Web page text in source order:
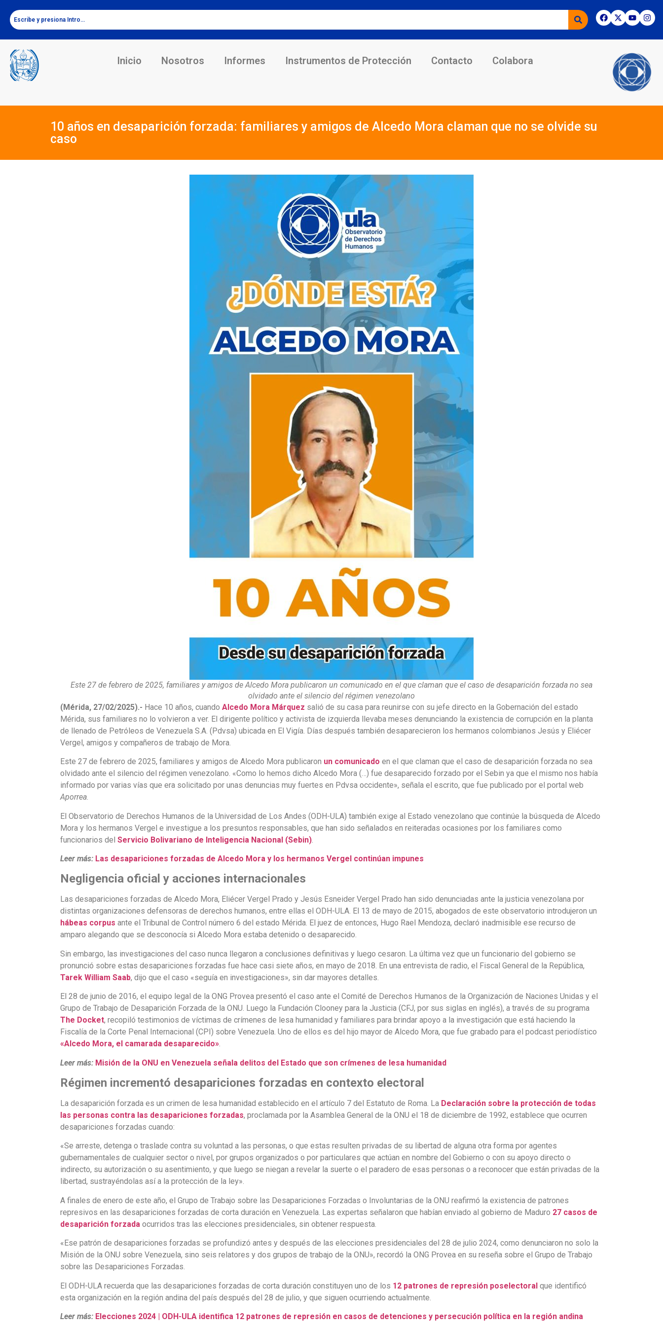
Inicio Nosotros Informes Instrumentos de Protección Contacto Colabora
10 años en desaparición forzada: familiares y amigos de Alcedo Mora claman que no se olvide su
caso
Este 27 de febrero de 2025, familiares y amigos de Alcedo Mora publicaron un comunicado en el que claman que el caso de desaparición forzada no sea
olvidado ante el silencio del régimen venezolano
(Mérida, 27/02/2025).- Hace 10 años, cuando Alcedo Mora Márquez salió de su casa para reunirse con su jefe directo en la Gobernación del estado
Mérida, sus familiares no lo volvieron a ver. El dirigente político y activista de izquierda llevaba meses denunciando la existencia de corrupción en la planta
de llenado de Petróleos de Venezuela S.A. (Pdvsa) ubicada en El Vigía. Días después también desaparecieron los hermanos colombianos Jesús y Eliécer
Vergel, amigos y compañeros de trabajo de Mora.
Este 27 de febrero de 2025, familiares y amigos de Alcedo Mora publicaron un comunicado en el que claman que el caso de desaparición forzada no sea
olvidado ante el silencio del régimen venezolano. «Como lo hemos dicho Alcedo Mora (…) fue desaparecido forzado por el Sebin ya que el mismo nos había
informado por varias vías que era solicitado por unas denuncias muy fuertes en Pdvsa occidente», señala el escrito, que fue publicado por el portal web
Aporrea.
El Observatorio de Derechos Humanos de la Universidad de Los Andes (ODH-ULA) también exige al Estado venezolano que continúe la búsqueda de Alcedo
Mora y los hermanos Vergel e investigue a los presuntos responsables, que han sido señalados en reiteradas ocasiones por los familiares como
funcionarios del Servicio Bolivariano de Inteligencia Nacional (Sebin)
Leer más: Las desapariciones forzadas de Alcedo Mora y los hermanos Vergel continúan impunes
Negligencia oficial y acciones internacionales
Las desapariciones forzadas de Alcedo Mora, Eliécer Vergel Prado y Jesús Esneider Vergel Prado han sido denunciadas ante la justicia venezolana por
distintas organizaciones defensoras de derechos humanos, entre ellas el ODH-ULA. El 13 de mayo de 2015, abogados de este observatorio introdujeron un
hábeas corpus ante el Tribunal de Control número 6 del estado Mérida. El juez de entonces, Hugo Rael Mendoza, declaró inadmisible ese recurso de
amparo alegando que se desconocía si Alcedo Mora estaba detenido o desaparecido.
Sin embargo, las investigaciones del caso nunca llegaron a conclusiones definitivas y luego cesaron. La última vez que un funcionario del gobierno se
pronunció sobre estas desapariciones forzadas fue hace casi siete años, en mayo de 2018. En una entrevista de radio, el Fiscal General de la República,
Tarek William Saab, dijo que el caso «seguía en investigaciones», sin dar mayores detalles.
El 28 de junio de 2016, el equipo legal de la ONG Provea presentó el caso ante el Comité de Derechos Humanos de la Organización de Naciones Unidas y el
Grupo de Trabajo de Desaparición Forzada de la ONU. Luego la Fundación Clooney para la Justicia (CFJ, por sus siglas en inglés), a través de su programa
The Docket, recopiló testimonios de víctimas de crímenes de lesa humanidad y familiares para brindar apoyo a la investigación que está haciendo la
Fiscalía de la Corte Penal Internacional (CPI) sobre Venezuela. Uno de ellos es del hijo mayor de Alcedo Mora, que fue grabado para el podcast periodístico
«Alcedo Mora, el camarada desaparecido».
Leer más: Misión de la ONU en Venezuela señala delitos del Estado que son crímenes de lesa humanidad
Régimen incrementó desapariciones forzadas en contexto electoral
La desaparición forzada es un crimen de lesa humanidad establecido en el artículo 7 del Estatuto de Roma. La Declaración sobre la protección de todas
las personas contra las desapariciones forzadas, proclamada por la Asamblea General de la ONU el 18 de diciembre de 1992, establece que ocurren
desapariciones forzadas cuando:
«Se arreste, detenga o traslade contra su voluntad a las personas, o que estas resulten privadas de su libertad de alguna otra forma por agentes
gubernamentales de cualquier sector o nivel, por grupos organizados o por particulares que actúan en nombre del Gobierno o con su apoyo directo o
indirecto, su autorización o su asentimiento, y que luego se niegan a revelar la suerte o el paradero de esas personas o a reconocer que están privadas de la
libertad, sustrayéndolas así a la protección de la ley».
A finales de enero de este año, el Grupo de Trabajo sobre las Desapariciones Forzadas o Involuntarias de la ONU reafirmó la existencia de patrones
represivos en las desapariciones forzadas de corta duración en Venezuela. Las expertas señalaron que habían enviado al gobierno de Maduro 27 casos de
desaparición forzada ocurridos tras las elecciones presidenciales, sin obtener respuesta.
«Ese patrón de desapariciones forzadas se profundizó antes y después de las elecciones presidenciales del 28 de julio 2024, como denunciaron no solo la
Misión de la ONU sobre Venezuela, sino seis relatores y dos grupos de trabajo de la ONU», recordó la ONG Provea en su reseña sobre el Grupo de Trabajo
sobre las Desapariciones Forzadas.
El ODH-ULA recuerda que las desapariciones forzadas de corta duración constituyen uno de los 12 patrones de represión poselectoral que identificó
esta organización en la región andina del país después del 28 de julio, y que siguen ocurriendo actualmente.
Leer más: Elecciones 2024 | ODH-ULA identifica 12 patrones de represión en casos de detenciones y persecución política en la región andina